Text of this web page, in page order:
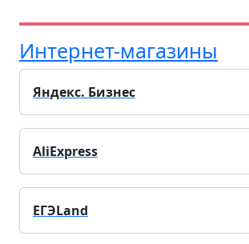
Интернет-магазины
Яндекс. Бизнес
AliExpress
ЕГЭLand